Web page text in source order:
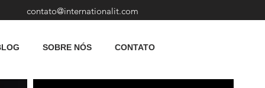
contato@internationalit.com
SOBRE NÓS CONTATO